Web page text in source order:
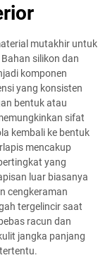
mutakhir untuk
silikon dan
komponen
yang konsisten
bentuk atau
sifat
kembali ke bentuk
mencakup
yang
luar biasanya
cengkeraman
tergelincir saat
racun dan
jangka panjang